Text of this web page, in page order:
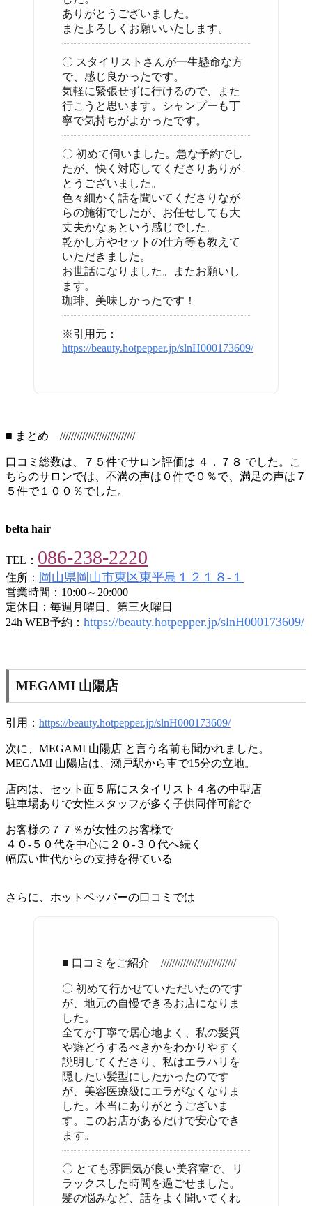
ありがとうございました。
またよろしくお願いいたします。
〇 スタイリストさんが一生懸命な方
で、感じ良かったです。
気軽に緊張せずに行けるので、また
行こうと思います。シャンプーも丁
寧で気持ちがよかったです。
〇 初めて伺いました。急な予約でし
たが、快く対応してくださりありが
とうございました。
色々細かく話を聞いてくださりなが
らの施術でしたが、お任せしても大
丈夫かなぁという感じでした。
乾かし方やセットの仕方等も教えて
いただきました。
お世話になりました。またお願いし
ます。
珈琲、美味しかったです！
※引用元：
https://beauty.hotpepper.jp/slnH000173609/
■ まとめ ///////////////////////////
口コミ総数は、７５件でサロン評価は ４．７８ でした。こ
ちらのサロンでは、不満の声は０件で０％で、満足の声は７
５件で１００％でした。
belta hair
TEL： 086-238-2220
住所： 岡山県岡山市東区東平島１２１８-１
営業時間：10:00～20:000
定休日：毎週月曜日、第三火曜日
24h WEB予約： https://beauty.hotpepper.jp/slnH000173609/
MEGAMI 山陽店
引用： https://beauty.hotpepper.jp/slnH000173609/
次に、MEGAMI 山陽店 と言う名前も聞かれました。
MEGAMI 山陽店は、瀬戸駅から車で15分の立地。
店内は、セット面５席にスタイリスト４名の中型店
駐車場ありで女性スタッフが多く子供同伴可能で
お客様の７７％が女性のお客様で
４０-５０代を中心に２０-３０代へ続く
幅広い世代からの支持を得ている
さらに、ホットペッパーの口コミでは
■ 口コミをご紹介 ///////////////////////////
〇 初めて行かせていただいたのです
が、地元の自慢できるお店になりま
した。
全てが丁寧で居心地よく、私の髪質
や癖どうするべきかをわかりやすく
説明してくださり、私はエラハリを
隠したい髪型にしたかったのです
が、美容医療級にエラがなくなりま
した。本当にありがとうございま
す。このお店があるだけで安心でき
ます。
〇 とても雰囲気が良い美容室で、リ
ラックスした時間を過ごせました。
髪の悩みなど、話をよく聞いてくれ